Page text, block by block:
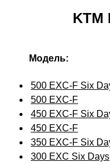
KTM
Модель:
500 EXC-F Six
500 EXC-F
450 EXC-F Six
450 EXC-F
350 EXC-F Six
300 EXC Six Days